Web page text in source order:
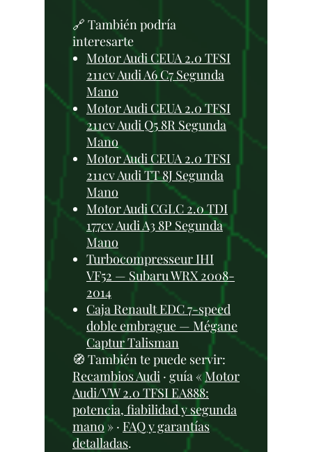
🔗 También podría
interesarte
Motor Audi CEUA 2.0 TFSI
211cv Audi A6 C7 Segunda
Mano
Motor Audi CEUA 2.0 TFSI
211cv Audi Q5 8R Segunda
Mano
Motor Audi CEUA 2.0 TFSI
211cv Audi TT 8J Segunda
Mano
Motor Audi CGLC 2.0 TDI
177cv Audi A3 8P Segunda
Mano
Turbocompresseur IHI
VF52 — Subaru WRX 2008-
2014
Caja Renault EDC 7-speed
doble embrague — Mégane
Captur Talisman
🧭 También te puede servir:
Recambios Audi · guía «Motor
Audi/VW 2.0 TFSI EA888:
potencia, fiabilidad y segunda
mano» · FAQ y garantías
detalladas.